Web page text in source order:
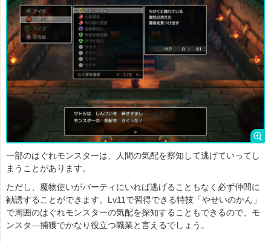
一部のはぐれモンスターは、人間の気配を察知して逃げていってし
まうことがあります。
ただし、魔物使いがパーティにいれば逃げることもなく必ず仲間に
勧誘することができます。Lv11で習得できる特技「やせいのかん」
で周囲のはぐれモンスターの気配を探知することもできるので、モ
ンスタ―捕獲でかなり役立つ職業と言えるでしょう。